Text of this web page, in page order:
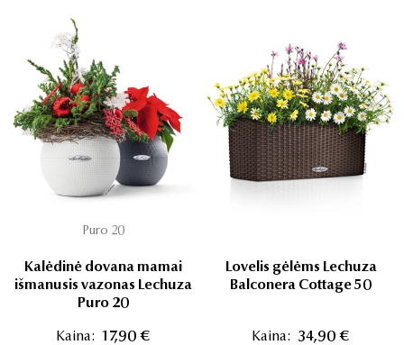
Puro 20
Kalėdinė dovana mamai
išmanusis vazonas Lechuza
Puro 20
Kaina: 17,90 €
Lovelis gėlėms Lechuza
Balconera Cottage 50
Kaina: 34,90 €